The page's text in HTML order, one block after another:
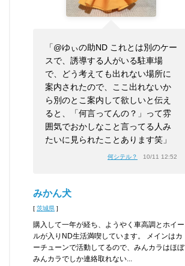
「@ゆぃの助ND これとは別のケー
スで、誘導する人がいる駐車場
で、どう考えても出れない場所に
案内されたので、ここ出れないか
ら別のとこ案内して欲しいと伝え
ると、「何言ってんの？」って雰
囲気でおかしなこと言ってる人み
たいに見られたことあります笑」
何シテル？ 10/11 12:52
みかん犬
[ 茨城県 ]
購入して一年が経ち、ようやく車高調とホイー
ルが入りND生活満喫しています。 メインはカ
ーチューンで活動してるので、みんカラはほぼ
みんカラでしか連絡取れない...